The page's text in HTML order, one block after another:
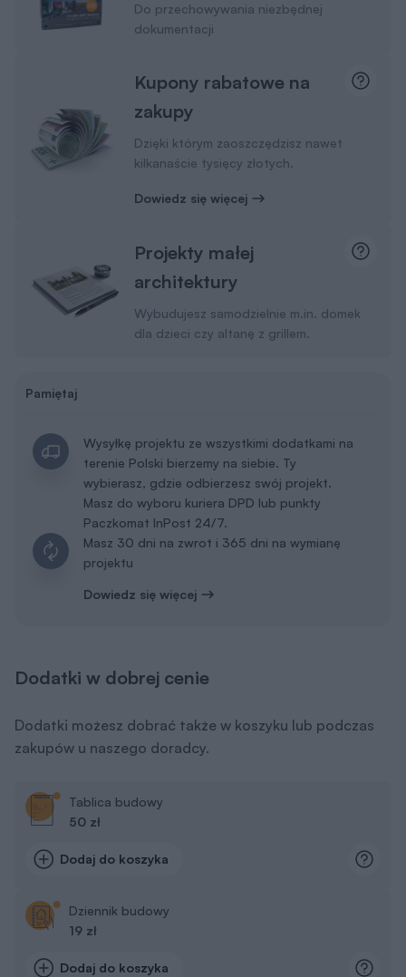
Do przechowywania niezbędnej
dokumentacji
Kupony rabatowe na
zakupy
Dzięki którym zaoszczędzisz nawet
kilkanaście tysięcy złotych.
Dowiedz się więcej
Projekty małej
architektury
Wybudujesz samodzielnie m.in. domek
dla dzieci czy altanę z grillem.
Pamiętaj
Wysyłkę projektu ze wszystkimi dodatkami na
terenie Polski bierzemy na siebie. Ty
wybierasz, gdzie odbierzesz swój projekt.
Masz do wyboru kuriera DPD lub punkty
Paczkomat InPost 24/7.
Masz 30 dni na zwrot i 365 dni na wymianę
projektu
Dowiedz się więcej
Dodatki w dobrej cenie
Dodatki możesz dobrać także w koszyku lub podczas
zakupów u naszego doradcy.
Tablica budowy
50 zł
Dodaj do koszyka
Dziennik budowy
19 zł
Dodaj do koszyka